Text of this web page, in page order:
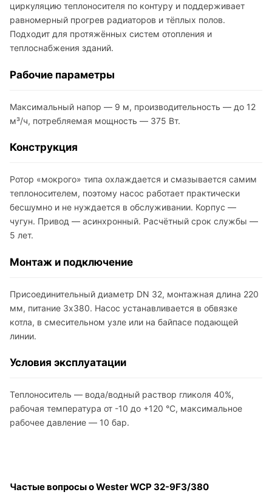
циркуляцию теплоносителя по контуру и поддерживает
равномерный прогрев радиаторов и тёплых полов.
Подходит для протяжённых систем отопления и
теплоснабжения зданий.
Рабочие параметры
Максимальный напор — 9 м, производительность — до 12
м³/ч, потребляемая мощность — 375 Вт.
Конструкция
Ротор «мокрого» типа охлаждается и смазывается самим
теплоносителем, поэтому насос работает практически
бесшумно и не нуждается в обслуживании. Корпус —
чугун. Привод — асинхронный. Расчётный срок службы —
5 лет.
Монтаж и подключение
Присоединительный диаметр DN 32, монтажная длина 220
мм, питание 3х380. Насос устанавливается в обвязке
котла, в смесительном узле или на байпасе подающей
линии.
Условия эксплуатации
Теплоноситель — вода/водный раствор гликоля 40%,
рабочая температура от -10 до +120 °C, максимальное
рабочее давление — 10 бар.
Частые вопросы о Wester WCP 32-9F3/380